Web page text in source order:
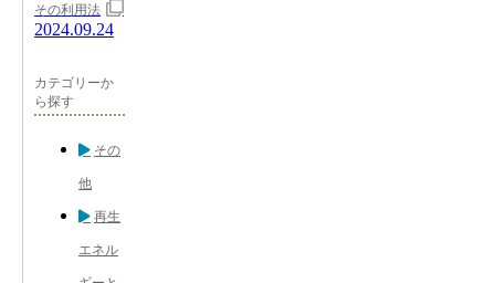
その利用法
2024.09.24
カテゴリーか
ら探す
その
他
再生
エネル